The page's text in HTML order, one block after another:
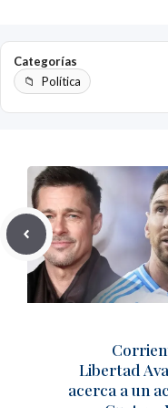
Categorías
Política
Libertad
acerca a un